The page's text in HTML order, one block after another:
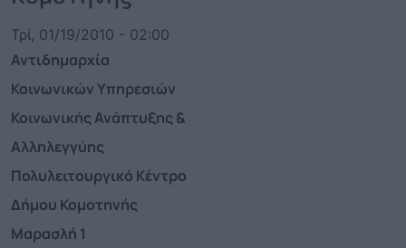
Τρί, 01/19/2010 - 02:00
Αντιδημαρχία
Κοινωνικών Υπηρεσιών
Κοινωνικής Ανάπτυξης &
Αλληλεγγύης
Πολυλειτουργικό Κέντρο
Δήμου Κομοτηνής
Μαρασλή 1